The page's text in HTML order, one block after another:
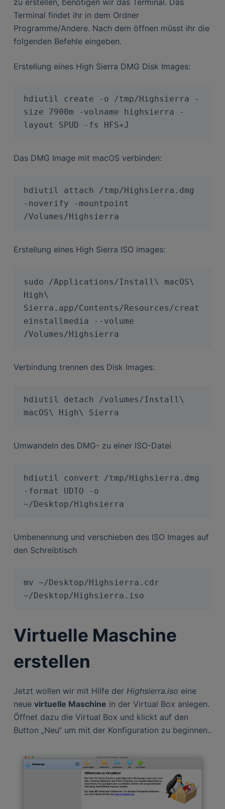
Terminal findet ihr in dem Ordner
Programme/Andere. Nach dem öffnen müsst ihr die
folgenden Befehle eingeben.
Erstellung eines High Sierra DMG Disk Images:
hdiutil create -o /tmp/Highsierra -
size 7900m -volname highsierra -
layout SPUD -fs HFS+J
Das DMG Image mit macOS verbinden:
hdiutil attach /tmp/Highsierra.dmg
-noverify -mountpoint
/Volumes/Highsierra
Erstellung eines High Sierra ISO images:
sudo /Applications/Install\ macOS\
High\
Sierra.app/Contents/Resources/creat
einstallmedia --volume
/Volumes/Highsierra
Verbindung trennen des Disk Images:
hdiutil detach /volumes/Install\
macOS\ High\ Sierra
Umwandeln des DMG- zu einer ISO-Datei
hdiutil convert /tmp/Highsierra.dmg
-format UDTO -o
~/Desktop/Highsierra
Umbenennung und verschieben des ISO Images auf
den Schreibtisch
mv ~/Desktop/Highsierra.cdr
~/Desktop/Highsierra.iso
Virtuelle Maschine
erstellen
Jetzt wollen wir mit Hilfe der Highsierra.iso eine
neue virtuelle Maschine in der Virtual Box anlegen.
Öffnet dazu die Virtual Box und klickt auf den
Button „Neu“ um mit der Konfiguration zu beginnen..